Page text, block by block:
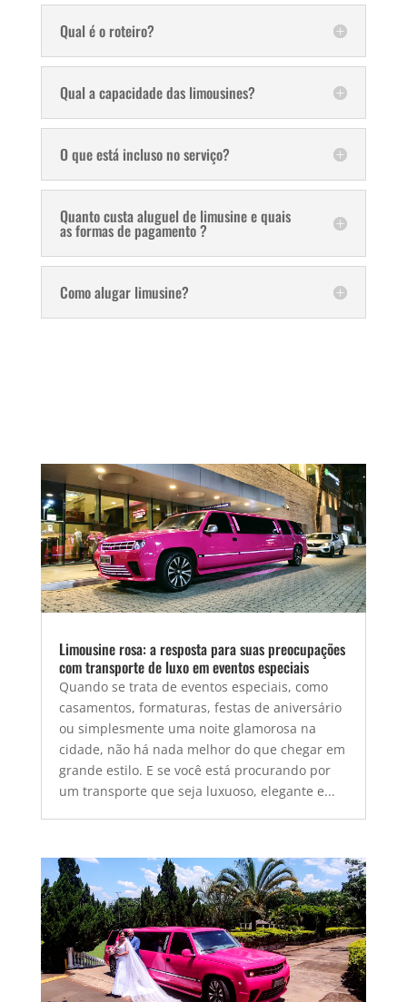
Qual é o roteiro?
Qual a capacidade das limousines?
O que está incluso no serviço?
Quanto custa aluguel de limusine e quais
as formas de pagamento ?
Como alugar limusine?
Limousine rosa: a resposta para suas preocupações
com transporte de luxo em eventos especiais
Quando se trata de eventos especiais, como
casamentos, formaturas, festas de aniversário
ou simplesmente uma noite glamorosa na
cidade, não há nada melhor do que chegar em
grande estilo. E se você está procurando por
um transporte que seja luxuoso, elegante e...